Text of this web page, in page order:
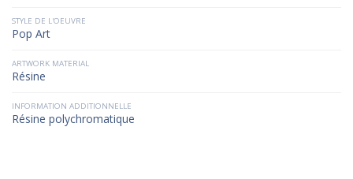
STYLE DE L'OEUVRE
Pop Art
ARTWORK MATERIAL
Résine
INFORMATION ADDITIONNELLE
Résine polychromatique